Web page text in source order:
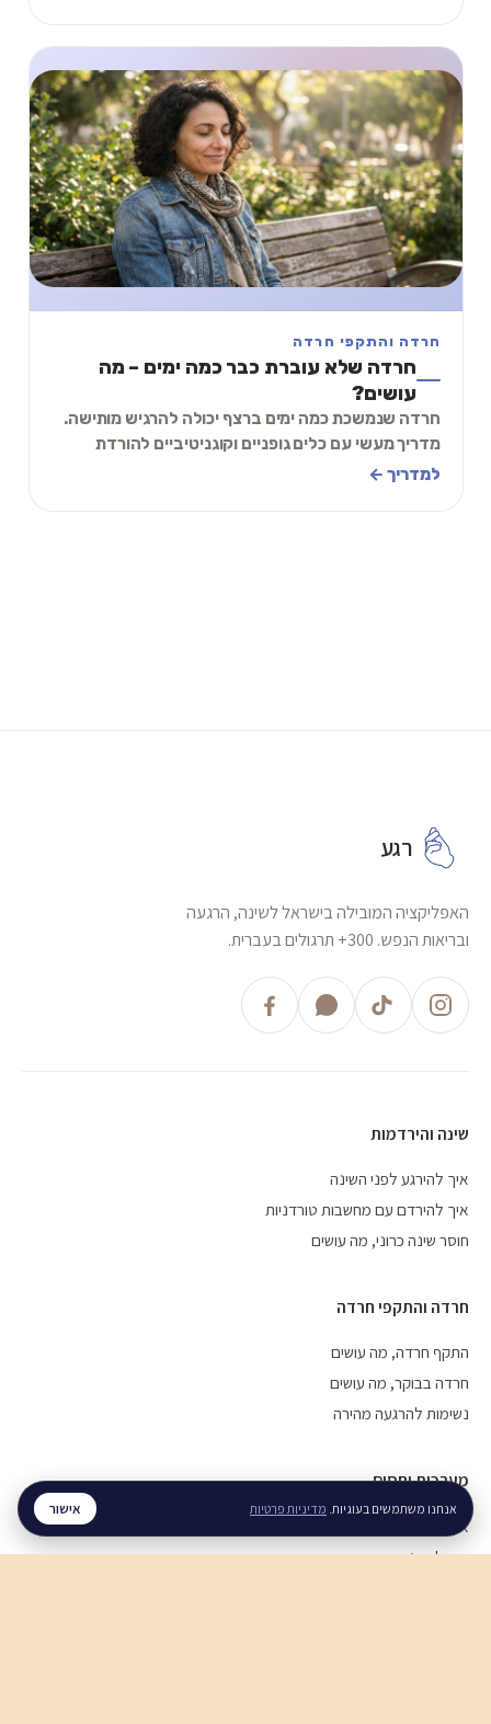
חרדה והתקפי חרדה
חרדה שלא עוברת כבר כמה ימים – מה
עושים?
חרדה שנמשכת כמה ימים ברצף יכולה להרגיש מותישה.
מדריך מעשי עם כלים גופניים וקוגניטיביים להורדת
החרדה, ואיך יודעים מתי לפנות לעזרה מקצועית.
למדריך ←
רגע
האפליקציה המובילה בישראל לשינה, הרגעה
ובריאות הנפש. 300+ תרגולים בעברית.
שינה והירדמות
איך להירגע לפני השינה
איך להירדם עם מחשבות טורדניות
חוסר שינה כרוני, מה עושים
חרדה והתקפי חרדה
התקף חרדה, מה עושים
חרדה בבוקר, מה עושים
נשימות להרגעה מהירה
מערכות יחסים
איך לעזור לבן זוג עם חרדה
איך להירגע אחרי ריב
אנחנו משתמשים בעוגיות. מדיניות פרטיות אישור